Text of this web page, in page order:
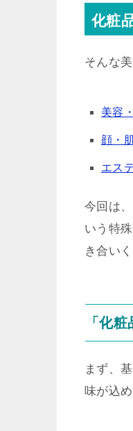
化粧
そんな
美容
顔・
エス
今回は
いう特
き合い
「化
まず、
味が込